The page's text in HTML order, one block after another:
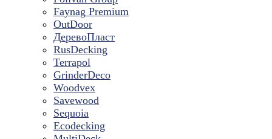
Faynag Premium
OutDoor
ДеревоПласт
RusDecking
Terrapol
GrinderDeco
Woodvex
Savewood
Sequoia
Ecodecking